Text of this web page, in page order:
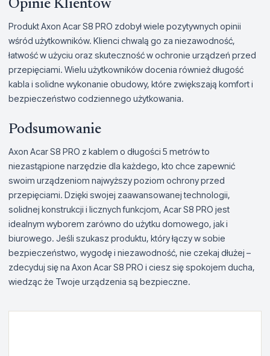
Opinie Klientów
Produkt Axon Acar S8 PRO zdobył wiele pozytywnych opinii
wśród użytkowników. Klienci chwalą go za niezawodność,
łatwość w użyciu oraz skuteczność w ochronie urządzeń przed
przepięciami. Wielu użytkowników docenia również długość
kabla i solidne wykonanie obudowy, które zwiększają komfort i
bezpieczeństwo codziennego użytkowania.
Podsumowanie
Axon Acar S8 PRO z kablem o długości 5 metrów to
niezastąpione narzędzie dla każdego, kto chce zapewnić
swoim urządzeniom najwyższy poziom ochrony przed
przepięciami. Dzięki swojej zaawansowanej technologii,
solidnej konstrukcji i licznych funkcjom, Acar S8 PRO jest
idealnym wyborem zarówno do użytku domowego, jak i
biurowego. Jeśli szukasz produktu, który łączy w sobie
bezpieczeństwo, wygodę i niezawodność, nie czekaj dłużej –
zdecyduj się na Axon Acar S8 PRO i ciesz się spokojem ducha,
wiedząc że Twoje urządzenia są bezpieczne.